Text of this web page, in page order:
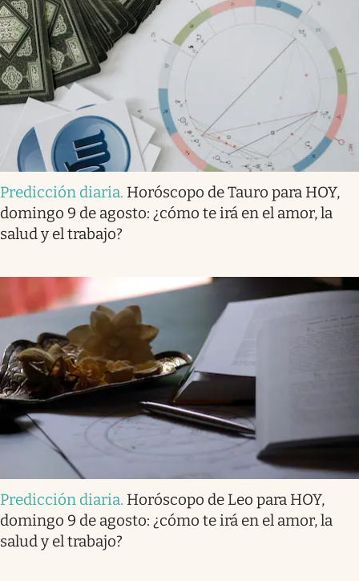
Predicción diaria. Horóscopo de Tauro para HOY,
domingo 9 de agosto: ¿cómo te irá en el amor, la
salud y el trabajo?
Predicción diaria. Horóscopo de Leo para HOY,
domingo 9 de agosto: ¿cómo te irá en el amor, la
salud y el trabajo?